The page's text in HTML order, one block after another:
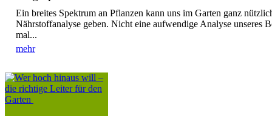
Ein breites Spektrum an Pflanzen kann uns im Garten ganz
Nährstoffanalyse geben. Nicht eine aufwendige Analyse unseres
mal...
mehr